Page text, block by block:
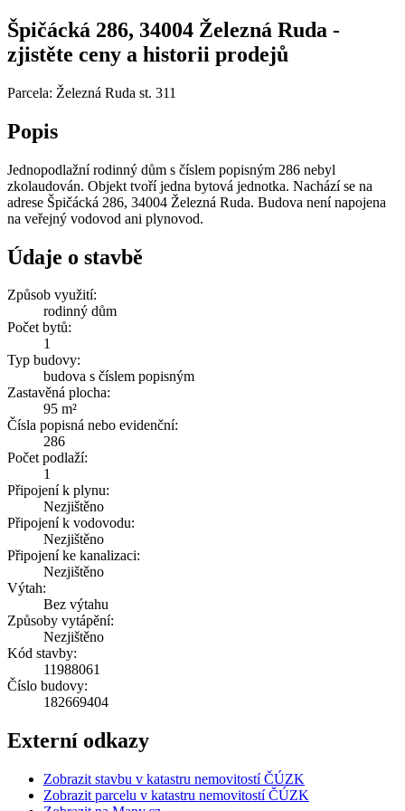
Špičácká 286, 34004 Železná Ruda -
zjistěte ceny a historii prodejů
Parcela: Železná Ruda st. 311
Popis
Jednopodlažní rodinný dům s číslem popisným 286 nebyl
zkolaudován. Objekt tvoří jedna bytová jednotka. Nachází se na
adrese Špičácká 286, 34004 Železná Ruda. Budova není napojena
na veřejný vodovod ani plynovod.
Údaje o stavbě
Způsob využití:
rodinný dům
Počet bytů:
1
Typ budovy:
budova s číslem popisným
Zastavěná plocha:
95 m²
Čísla popisná nebo evidenční:
286
Počet podlaží:
1
Připojení k plynu:
Nezjištěno
Připojení k vodovodu:
Nezjištěno
Připojení ke kanalizaci:
Nezjištěno
Výtah:
Bez výtahu
Způsoby vytápění:
Nezjištěno
Kód stavby:
11988061
Číslo budovy:
182669404
Externí odkazy
Zobrazit stavbu v katastru nemovitostí ČÚZK
Zobrazit parcelu v katastru nemovitostí ČÚZK